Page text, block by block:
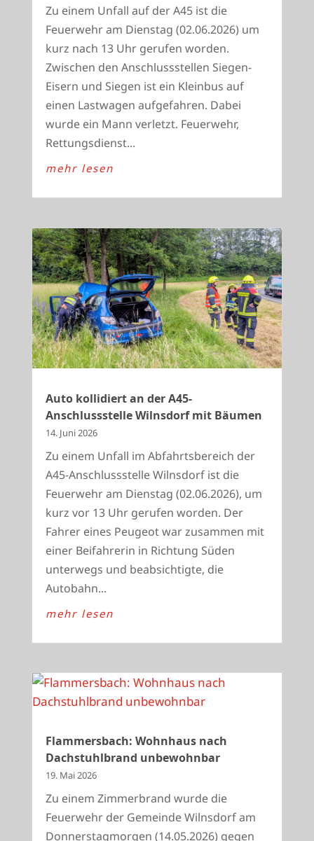
Zu einem Unfall auf der A45 ist die
Feuerwehr am Dienstag (02.06.2026) um
kurz nach 13 Uhr gerufen worden.
Zwischen den Anschlussstellen Siegen-
Eisern und Siegen ist ein Kleinbus auf
einen Lastwagen aufgefahren. Dabei
wurde ein Mann verletzt. Feuerwehr,
Rettungsdienst...
mehr lesen
Auto kollidiert an der A45-
Anschlussstelle Wilnsdorf mit Bäumen
14. Juni 2026
Zu einem Unfall im Abfahrtsbereich der
A45-Anschlussstelle Wilnsdorf ist die
Feuerwehr am Dienstag (02.06.2026), um
kurz vor 13 Uhr gerufen worden. Der
Fahrer eines Peugeot war zusammen mit
einer Beifahrerin in Richtung Süden
unterwegs und beabsichtigte, die
Autobahn...
mehr lesen
Flammersbach: Wohnhaus nach
Dachstuhlbrand unbewohnbar
19. Mai 2026
Zu einem Zimmerbrand wurde die
Feuerwehr der Gemeinde Wilnsdorf am
Donnerstagmorgen (14.05.2026) gegen